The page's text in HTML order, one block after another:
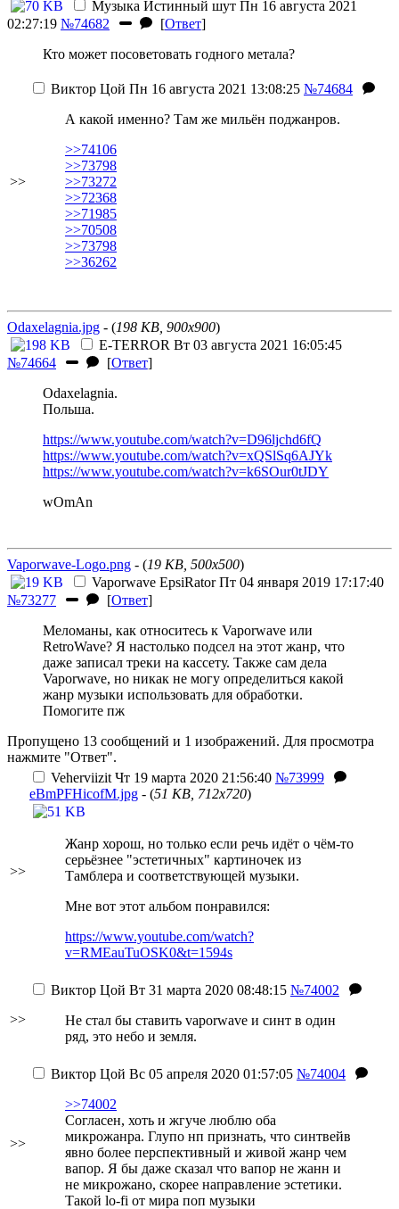
Музыка Истинный шут Пн 16 августа 2021
02:27:19 №74682 [Ответ]
Кто может посоветовать годного метала?
>>
Виктор Цой Пн 16 августа 2021 13:08:25 №74684
А какой именно? Там же мильён поджанров.
>>74106
>>73798
>>73272
>>72368
>>71985
>>70508
>>73798
>>36262
Odaxelagnia.jpg - (198 KB, 900x900)
E-TERROR Вт 03 августа 2021 16:05:45
№74664
[Ответ]
Odaxelagnia.
Польша.
https://www.youtube.com/watch?v=D96ljchd6fQ
https://www.youtube.com/watch?v=xQSlSq6AJYk
https://www.youtube.com/watch?v=k6SOur0tJDY
wOmAn
Vaporwave-Logo.png - (19 KB, 500x500)
Vaporwave EpsiRatorПт 04 января 2019 17:17:40
№73277
[Ответ]
Меломаны, как относитесь к Vaporwave или
RetroWave? Я настолько подсел на этот жанр, что
даже записал треки на кассету. Также сам дела
Vaporwave, но никак не могу определиться какой
жанр музыки использовать для обработки.
Помогите пж
Пропущено 13 сообщений и 1 изображений. Для просмотра
нажмите "Ответ".
>>
Veherviizit Чт 19 марта 2020 21:56:40 №73999
eBmPFHicofM.jpg - (51 KB, 712x720)
Жанр хорош, но только если речь идёт о чём-то
серьёзнее "эстетичных" картиночек из
Тамблера и соответствующей музыки.
Мне вот этот альбом понравился:
https://www.youtube.com/watch?
v=RMEauTuOSK0&t=1594s
>>
Виктор Цой Вт 31 марта 2020 08:48:15 №74002
Не стал бы ставить vaporwave и синт в один
ряд, это небо и земля.
>>
Виктор Цой Вс 05 апреля 2020 01:57:05 №74004
>>74002
Согласен, хоть и жгуче люблю оба
микрожанра. Глупо нп признать, что синтвейв
явно более перспективный и живой жанр чем
вапор. Я бы даже сказал что вапор не жанн и
не микрожано, скорее направление эстетики.
Такой lo-fi от мира поп музыки